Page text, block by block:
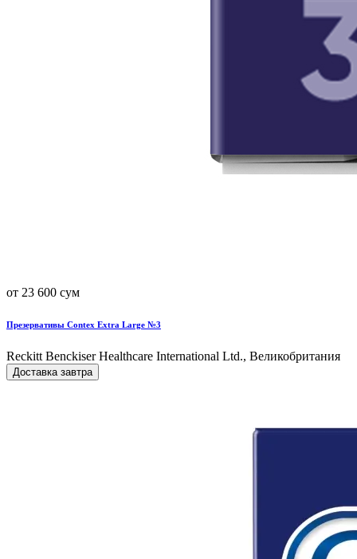
от 23 600 сум
Презервативы Contex Extra Large №3
Reckitt Benckiser Healthcare International Ltd., Великобритания
Доставка завтра